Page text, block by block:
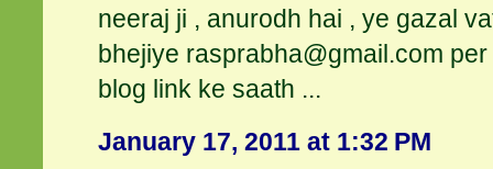
neeraj ji , anurodh hai , ye gazal
bhejiye rasprabha@gmail.com
blog link ke saath ...
January 17, 2011 at 1:32 PM